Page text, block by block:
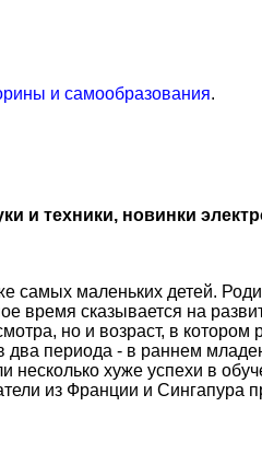
и самообразования.
и техники, новинки
маленьких детей.
время сказывается на
но и возраст, в
периода - в раннем
хуже успехи в
из Франции и Сингапура